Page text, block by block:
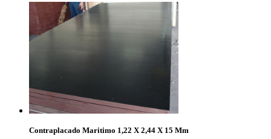
Contraplacado Maritimo 1,22 X 2,44 X 15 Mm